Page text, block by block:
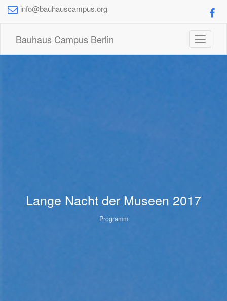
info@bauhauscampus.org
Toggle
Bauhaus Campus Berlin
Lange Nacht der Museen 2017
Programm